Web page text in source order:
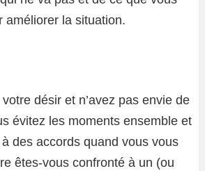
améliorer la situation.
désir et n’avez pas envie de
évitez les moments ensemble et
des accords quand vous vous
êtes-vous confronté à un (ou